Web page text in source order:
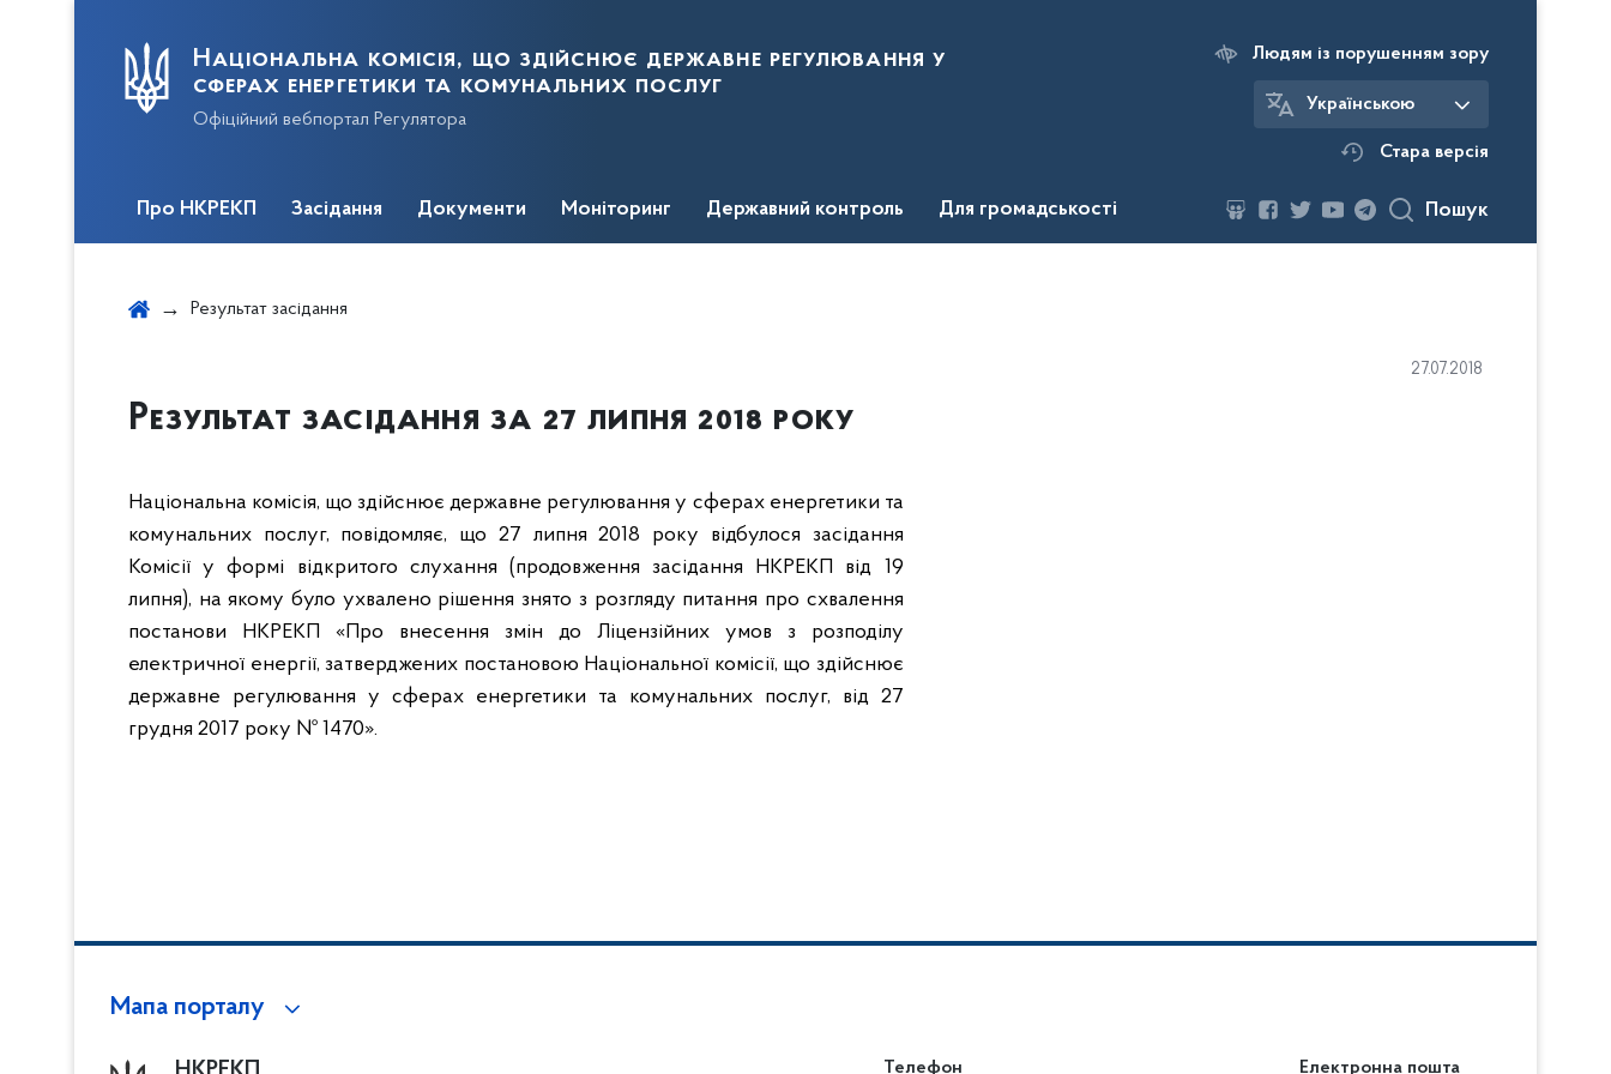
Національна комісія, що здійснює державне регулювання у
сферах енергетики та комунальних послуг
Офіційний вебпортал Регулятора
Людям із порушенням зору
Українською
Стара версія
Про НКРЕКП Засідання Документи Моніторинг Державний контроль Для громадськості Пошук
Результат засідання
27.07.2018
Результат засідання за 27 липня 2018 року
Національна комісія, що здійснює державне регулювання у сферах енергетики та
комунальних послуг, повідомляє, що 27 липня 2018 року відбулося засідання
Комісії у формі відкритого слухання (продовження засідання НКРЕКП від 19
липня), на якому було ухвалено рішення знято з розгляду питання про схвалення
постанови НКРЕКП «Про внесення змін до Ліцензійних умов з розподілу
електричної енергії, затверджених постановою Національної комісії, що здійснює
державне регулювання у сферах енергетики та комунальних послуг, від 27
грудня 2017 року № 1470».
Мапа порталу
Телефон Електронна пошта